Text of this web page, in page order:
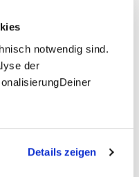
notwendig sind.
der
Details zeigen
Wir berechnen (je
halben, einen